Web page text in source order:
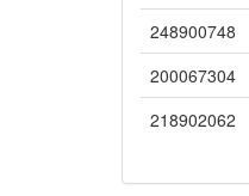
248900748
200067304
218902062